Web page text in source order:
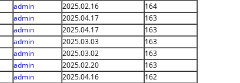
admin 2025.02.16
164
admin 2025.04.17
163
admin 2025.04.17
163
admin 2025.03.03
163
admin 2025.03.02
163
admin 2025.02.20
163
admin 2025.04.16
162